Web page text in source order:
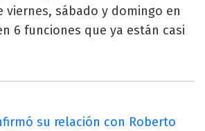
viernes, sábado y domingo en
6 funciones que ya están casi
su relación con Roberto